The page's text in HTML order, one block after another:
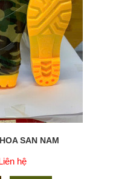
SAN NAM
hệ